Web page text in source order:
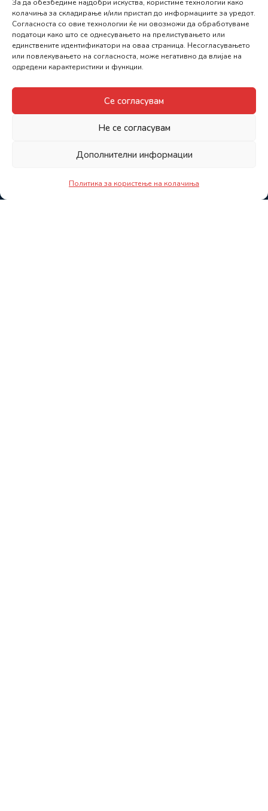
За да обезбедиме најдобри искуства, користиме технологии како
колачиња за складирање и/или пристап до информациите за уредот.
Согласноста со овие технологии ќе ни овозможи да обработуваме
податоци како што се однесувањето на прелистувањето или
единствените идентификатори на оваа страница. Несогласувањето
или повлекувањето на согласноста, може негативно да влијае на
одредени карактеристики и функции.
Се согласувам
Не се согласувам
Дополнителни информации
Политика за користење на колачиња